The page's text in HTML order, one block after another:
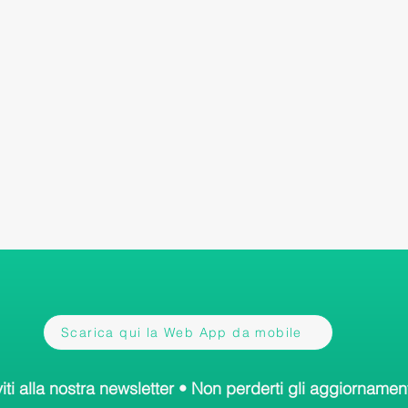
Scarica qui la Web App da mobile
alla nostra newsletter • Non perderti gli